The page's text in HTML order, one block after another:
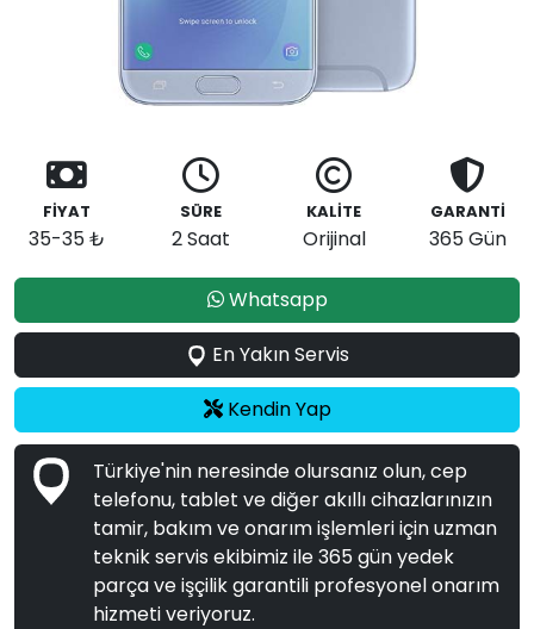
FİYAT
35-35 ₺
SÜRE
2 Saat
KALİTE
Orijinal
GARANTİ
365 Gün
Whatsapp
En Yakın Servis
Kendin Yap
Türkiye'nin neresinde olursanız olun, cep
telefonu, tablet ve diğer akıllı cihazlarınızın
tamir, bakım ve onarım işlemleri için uzman
teknik servis ekibimiz ile 365 gün yedek
parça ve işçilik garantili profesyonel onarım
hizmeti veriyoruz.